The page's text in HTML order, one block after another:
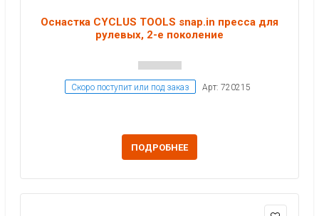
Оснастка CYCLUS TOOLS snap.in пресса для
рулевых, 2-е поколение
Скоро поступит или под заказ Арт: 720215
ПОДРОБНЕЕ